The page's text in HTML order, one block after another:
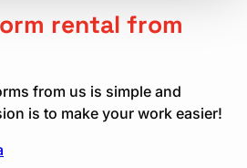
rental from
from us is simple and
is to make your work easier!